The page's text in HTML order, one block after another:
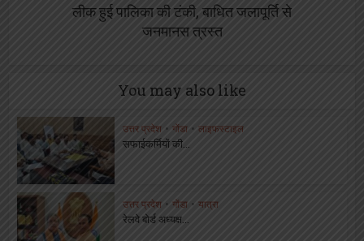
लीक हुई पालिका की टंकी, बाधित जलापूर्ति से
जनमानस त्रस्त
You may also like
उत्तर प्रदेश • गोंडा • लाइफस्टाइल
सफाईकर्मियों की...
उत्तर प्रदेश • गोंडा • यात्रा
रेलवे बोर्ड अध्यक्ष...